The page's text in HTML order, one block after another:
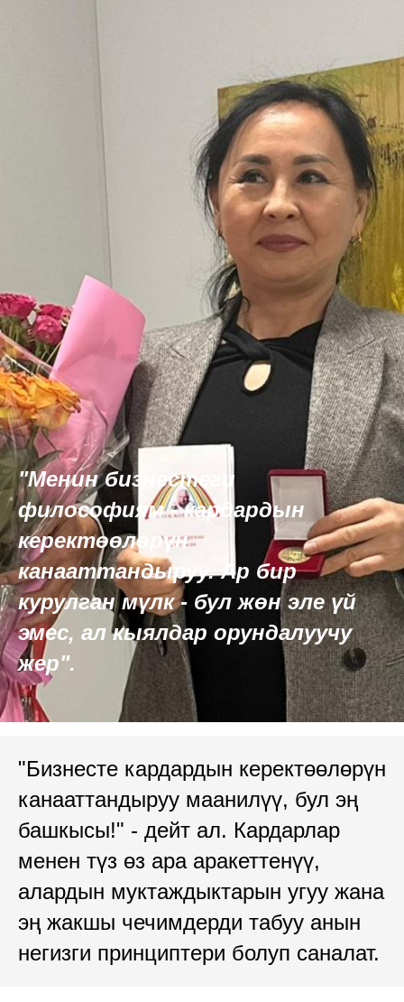
"Менин бизнестеги
философиям - кардардын
керектөөлөрүн
канааттандыруу. Ар бир
курулган мүлк - бул жөн эле үй
эмес, ал кыялдар орундалуучу
жер".
"Бизнесте кардардын керектөөлөрүн
канааттандыруу маанилүү, бул эң
башкысы!" - дейт ал. Кардарлар
менен түз өз ара аракеттенүү,
алардын муктаждыктарын угуу жана
эң жакшы чечимдерди табуу анын
негизги принциптери болуп саналат.